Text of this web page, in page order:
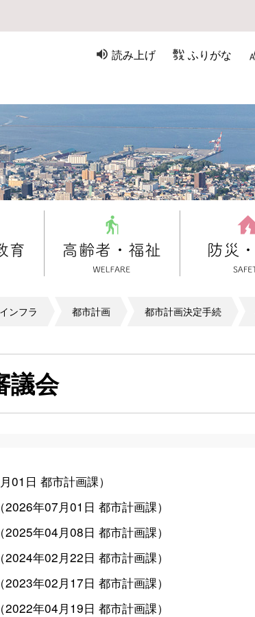
読み上げ ふりがな
ンフラ 都市計画 都市計画決定手続
議会
01日 都市計画課）
（2026年07月01日 都市計画課）
（2025年04月08日 都市計画課）
（2024年02月22日 都市計画課）
（2023年02月17日 都市計画課）
（2022年04月19日 都市計画課）